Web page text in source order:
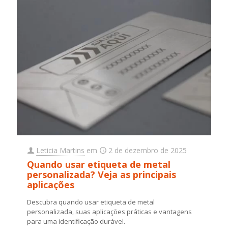
Leticia Martins em 2 de dezembro de 2025
Quando usar etiqueta de metal
personalizada? Veja as principais
aplicações
Descubra quando usar etiqueta de metal
personalizada, suas aplicações práticas e vantagens
para uma identificação durável.